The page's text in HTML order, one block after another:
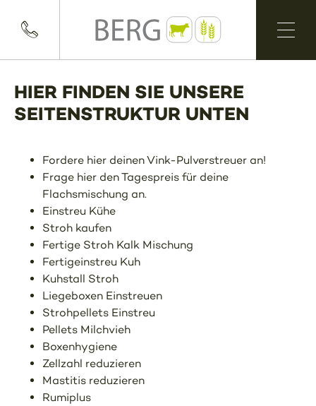
HIER FINDEN SIE UNSERE
SEITENSTRUKTUR UNTEN
Fordere hier deinen Vink-Pulverstreuer an!
Frage hier den Tagespreis für deine
Flachsmischung an.
Einstreu Kühe
Stroh kaufen
Fertige Stroh Kalk Mischung
Fertigeinstreu Kuh
Kuhstall Stroh
Liegeboxen Einstreuen
Strohpellets Einstreu
Pellets Milchvieh
Boxenhygiene
Zellzahl reduzieren
Mastitis reduzieren
Rumiplus